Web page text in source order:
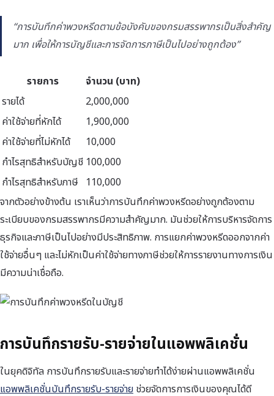
“การบันทึกค่าพวงหรีดตามข้อบังคับของกรมสรรพากรเป็นสิ่งสำคัญ
มาก เพื่อให้การบัญชีและการจัดการภาษีเป็นไปอย่างถูกต้อง”
รายการ
จำนวน (บาท)
รายได้
2,000,000
ค่าใช้จ่ายที่หักได้
1,900,000
ค่าใช้จ่ายที่ไม่หักได้
10,000
กำไรสุทธิสำหรับบัญชี 100,000
กำไรสุทธิสำหรับภาษี 110,000
จากตัวอย่างข้างต้น เราเห็นว่าการบันทึกค่าพวงหรีดอย่างถูกต้องตาม
ระเบียบของกรมสรรพากรมีความสำคัญมาก. มันช่วยให้การบริหารจัดการ
ธุรกิจและภาษีเป็นไปอย่างมีประสิทธิภาพ. การแยกค่าพวงหรีดออกจากค่า
ใช้จ่ายอื่นๆ และไม่หักเป็นค่าใช้จ่ายทางภาษีช่วยให้การรายงานทางการเงิน
มีความน่าเชื่อถือ.
การบันทึกรายรับ-รายจ่ายในแอพพลิเคชั่น
ในยุคดิจิทัล การบันทึกรายรับและรายจ่ายทำได้ง่ายผ่านแอพพลิเคชั่น
แอพพลิเคชั่นบันทึกรายรับ-รายจ่าย ช่วยจัดการการเงินของคุณได้ดี